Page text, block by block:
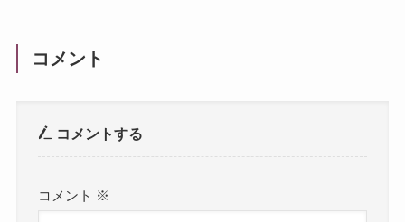
コメント
コメントする
コメント ※